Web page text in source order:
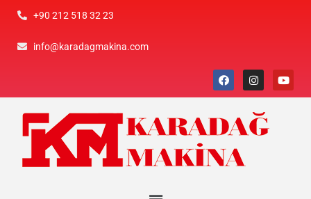
+90 212 518 32 23
info@karadagmakina.com